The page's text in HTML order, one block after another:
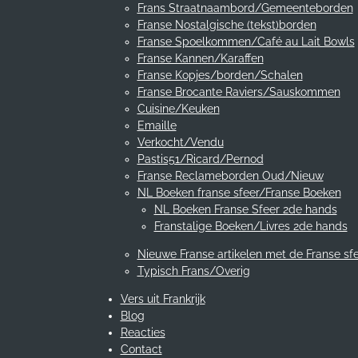
Frans Straatnaambord/Gemeenteborden
Franse Nostalgische (tekst)borden
Franse Spoelkommen/Café au Lait Bowls
Franse Kannen/Karaffen
Franse Kopjes/borden/Schalen
Franse Brocante Raviers/Sauskommen
Cuisine/Keuken
Emaille
Verkocht/Vendu
Pastis51/Ricard/Pernod
Franse Reclameborden Oud/Nieuw
NL Boeken franse sfeer/Franse Boeken
NL Boeken Franse Sfeer 2de hands
Franstalige Boeken/Livres 2de hands
Nieuwe Franse artikelen met de Franse
Typisch Frans/Overig
Vers uit Frankrijk
Blog
Reacties
Contact